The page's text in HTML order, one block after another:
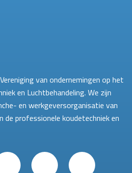
van ondernemingen op het
en Luchtbehandeling. We zijn
en werkgeversorganisatie van
de professionele koudetechniek en